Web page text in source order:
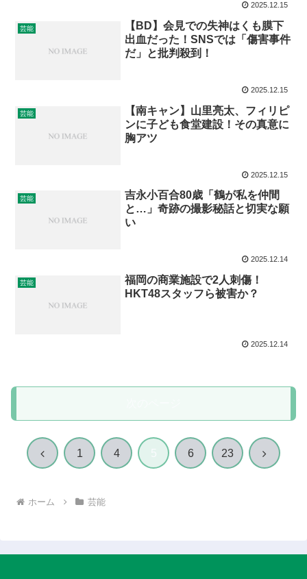
2025.12.15
芸能
【BD】会見での失神はくも膜下
出血だった！SNSでは「傷害事件
だ」と批判殺到！
2025.12.15
芸能
【南キャン】山里亮太、フィリピ
ンに子ども食堂建設！その真意に
胸アツ
2025.12.15
芸能
吉永小百合80歳「鶴が私を仲間
と…」奇跡の撮影秘話と切実な願
い
2025.12.14
芸能
福岡の商業施設で2人刺傷！
HKT48スタッフら被害か？
2025.12.14
前 1 4 6 23 次
ホーム 芸能